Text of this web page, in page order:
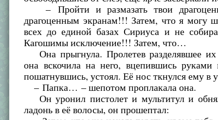
– Пройти и размазать твои
драгоценным экранам!!! Затем, что я могу
всех до единой базах Сириуса и не
Кагошимы исключение!!! Затем, что…
Она прыгнула. Пролетев разделявшее их
она вскочила на него, вцепившись
пошатнувшись, устоял. Её нос ткнулся ему в
– Папка… – шепотом проплакала она.
Он уронил пистолет и мультитул и
ладонь в её волосы, он прошептал: